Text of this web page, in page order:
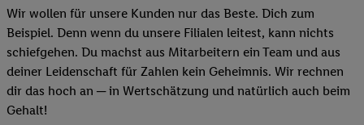
Wir wollen für unsere Kunden nur das Beste. Dich zum
Beispiel. Denn wenn du unsere Filialen leitest, kann nichts
schiefgehen. Du machst aus Mitarbeitern ein Team und aus
deiner Leidenschaft für Zahlen kein Geheimnis. Wir rechnen
dir das hoch an ─ in Wertschätzung und natürlich auch beim
Gehalt!